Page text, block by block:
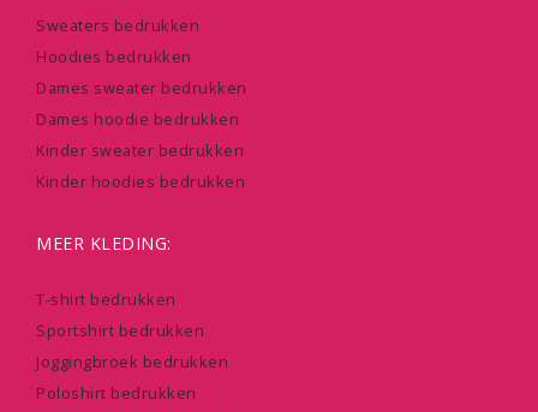
Sweaters bedrukken
Hoodies bedrukken
Dames sweater bedrukken
Dames hoodie bedrukken
Kinder sweater bedrukken
Kinder hoodies bedrukken
MEER KLEDING:
T-shirt bedrukken
Sportshirt bedrukken
Joggingbroek bedrukken
Poloshirt bedrukken